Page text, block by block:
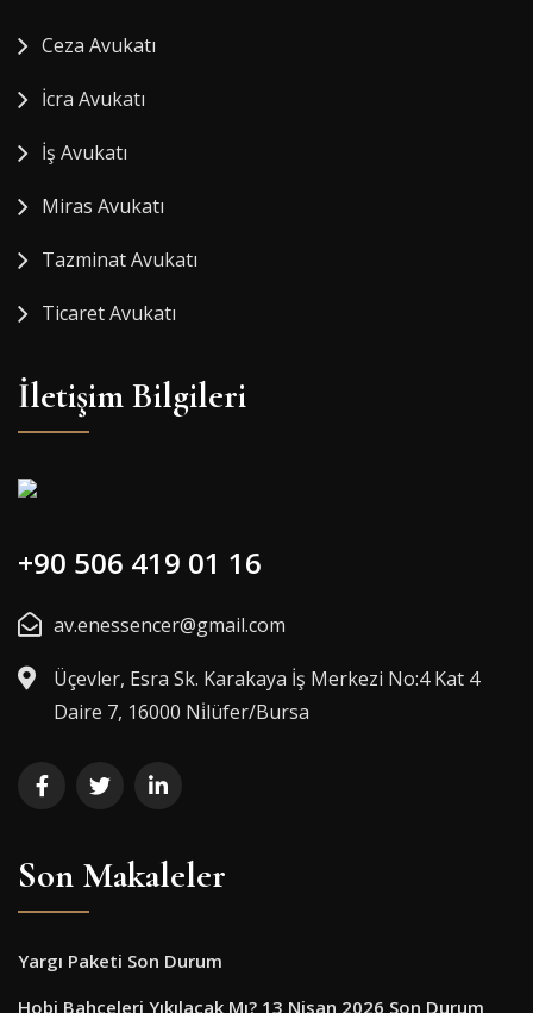
Ceza Avukatı
İcra Avukatı
İş Avukatı
Miras Avukatı
Tazminat Avukatı
Ticaret Avukatı
İletişim Bilgileri
+90 506 419 01 16
av.enessencer@gmail.com
Üçevler, Esra Sk. Karakaya İş Merkezi No:4 Kat 4
Daire 7, 16000 Ni̇lüfer/Bursa
Son Makaleler
Yargı Paketi Son Durum
Hobi Bahçeleri Yıkılacak Mı? 13 Nisan 2026 Son Durum